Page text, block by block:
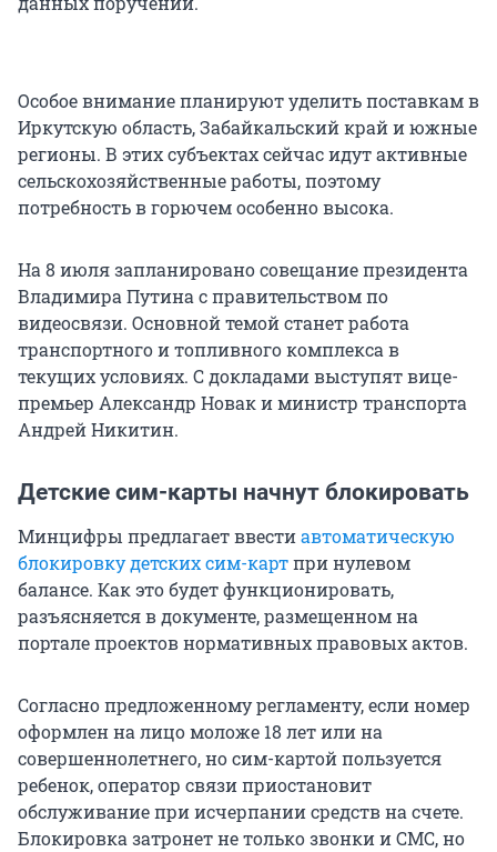
Особое внимание планируют уделить поставкам в
Иркутскую область, Забайкальский край и южные
регионы. В этих субъектах сейчас идут активные
сельскохозяйственные работы, поэтому
потребность в горючем особенно высока.
На 8 июля запланировано совещание президента
Владимира Путина с правительством по
видеосвязи. Основной темой станет работа
транспортного и топливного комплекса в
текущих условиях. С докладами выступят вице-
премьер Александр Новак и министр транспорта
Андрей Никитин.
Детские сим-карты начнут блокировать
Минцифры предлагает ввестиавтоматическую
блокировку детских сим-картпри нулевом
балансе. Как это будет функционировать,
разъясняется в документе, размещенном на
портале проектов нормативных правовых актов.
Согласно предложенному регламенту, если номер
оформлен на лицо моложе 18 лет или на
совершеннолетнего, но сим-картой пользуется
ребенок, оператор связи приостановит
обслуживание при исчерпании средств на счете.
Блокировка затронет не только звонки и СМС, но